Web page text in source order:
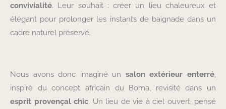
convivialité. Leur souhait : créer un lieu chaleureux et
élégant pour prolonger les instants de baignade dans un
cadre naturel préservé.
Nous avons donc imaginé un salon extérieur enterré,
inspiré du concept africain du Boma, revisité dans un
esprit provençal chic. Un lieu de vie à ciel ouvert, pensé